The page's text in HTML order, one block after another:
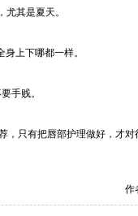
其是夏天。
上下哪都一样。
手贱。
，只有把唇部护理做好，才
作